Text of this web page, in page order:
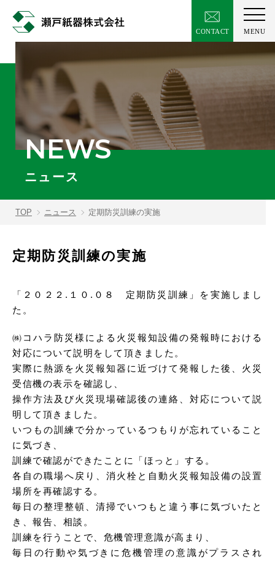
NEWS
ニュース
TOP ニュース 定期防災訓練の実施
定期防災訓練の実施
「２０２２.１０.０８ 定期防災訓練」を実施しまし
た。
㈱コハラ防災様による火災報知設備の発報時における
対応について説明をして頂きました。
実際に熱源を火災報知器に近づけて発報した後、火災
受信機の表示を確認し、
操作方法及び火災現場確認後の連絡、対応について説
明して頂きました。
いつもの訓練で分かっているつもりが忘れていること
に気づき、
訓練で確認ができたことに「ほっと」する。
各自の職場へ戻り、消火栓と自動火災報知設備の設置
場所を再確認する。
毎日の整理整頓、清掃でいつもと違う事に気づいたと
き、報告、相談。
訓練を行うことで、危機管理意識が高まり、
毎日の行動や気づきに危機管理の意識がプラスされ